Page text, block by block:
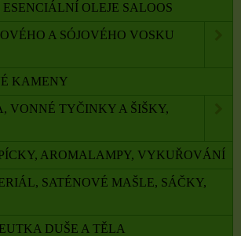
ESENCIÁLNÍ OLEJE SALOOS
A SÓJOVÉHO VOSKU
KAMENY
VONNÉ TYČINKY A ŠIŠKY,
AROMALAMPY, VYKUŘOVÁNÍ
SATÉNOVÉ MAŠLE, SÁČKY,
DUŠE A TĚLA